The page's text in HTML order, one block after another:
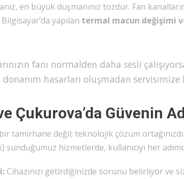
en büyük düşmanınız tozdur. Fan
yapılan termal macun değişimi
fanı normalden daha sesli
donanım hasarları oluşmadan
Çukurova’da Güvenin
tamirhane değil; teknolojik çözüm
sunduğumuz hizmetlerde, kullanıcıyı her
Cihazınızı getirdiğinizde sorunu belirliyor ve